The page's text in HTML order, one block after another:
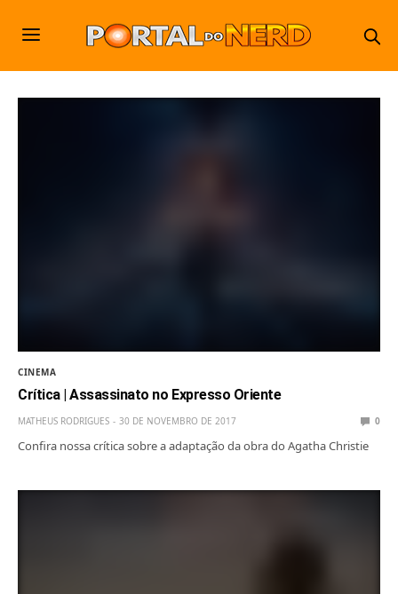
CINEMA
Crítica | Assassinato no Expresso Oriente
MATHEUS RODRIGUES 30 DE NOVEMBRO DE 2017 0
Confira nossa crítica sobre a adaptação da obra do Agatha Christie